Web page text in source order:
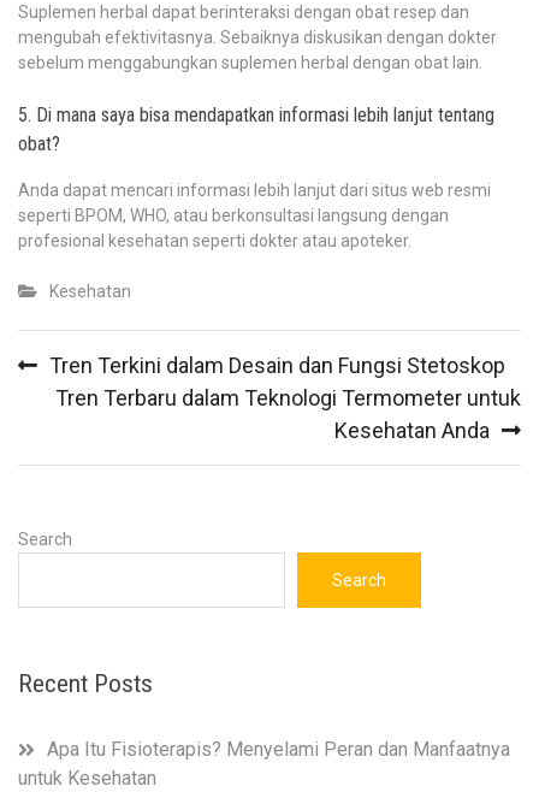
Suplemen herbal dapat berinteraksi dengan obat resep dan
mengubah efektivitasnya. Sebaiknya diskusikan dengan dokter
sebelum menggabungkan suplemen herbal dengan obat lain.
5. Di mana saya bisa mendapatkan informasi lebih lanjut tentang
obat?
Anda dapat mencari informasi lebih lanjut dari situs web resmi
seperti BPOM, WHO, atau berkonsultasi langsung dengan
profesional kesehatan seperti dokter atau apoteker.
Kesehatan
navigation
Tren Terkini dalam Desain dan Fungsi Stetoskop
Tren Terbaru dalam Teknologi Termometer untuk
Kesehatan Anda
Search
Search
Recent Posts
Apa Itu Fisioterapis? Menyelami Peran dan Manfaatnya
untuk Kesehatan